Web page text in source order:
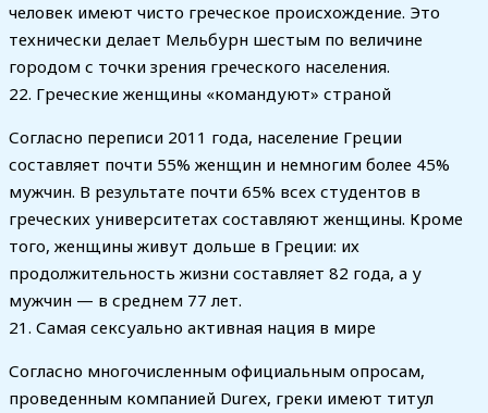
человек имеют чисто греческое происхождение. Это
технически делает Мельбурн шестым по величине
городом с точки зрения греческого населения.
22. Греческие женщины «командуют» страной
Согласно переписи 2011 года, население Греции
составляет почти 55% женщин и немногим более 45%
мужчин. В результате почти 65% всех студентов в
греческих университетах составляют женщины. Кроме
того, женщины живут дольше в Греции: их
продолжительность жизни составляет 82 года, а у
мужчин — в среднем 77 лет.
21. Самая сексуально активная нация в мире
Согласно многочисленным официальным опросам,
проведенным компанией Durex, греки имеют титул